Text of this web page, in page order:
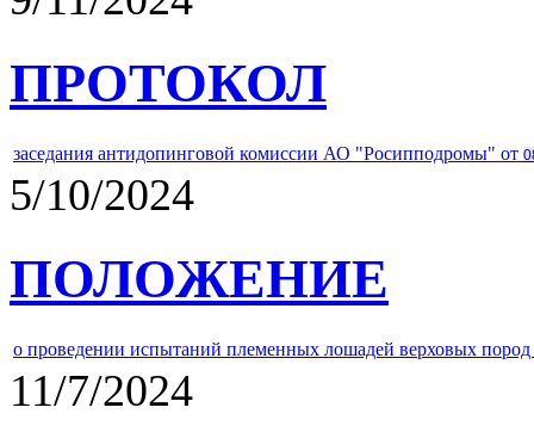
ПРОТОКОЛ
заседания антидопинговой комиссии АО "Росипподромы" от
5/10/2024
ПОЛОЖЕНИЕ
о проведении испытаний племенных лошадей верховых
11/7/2024